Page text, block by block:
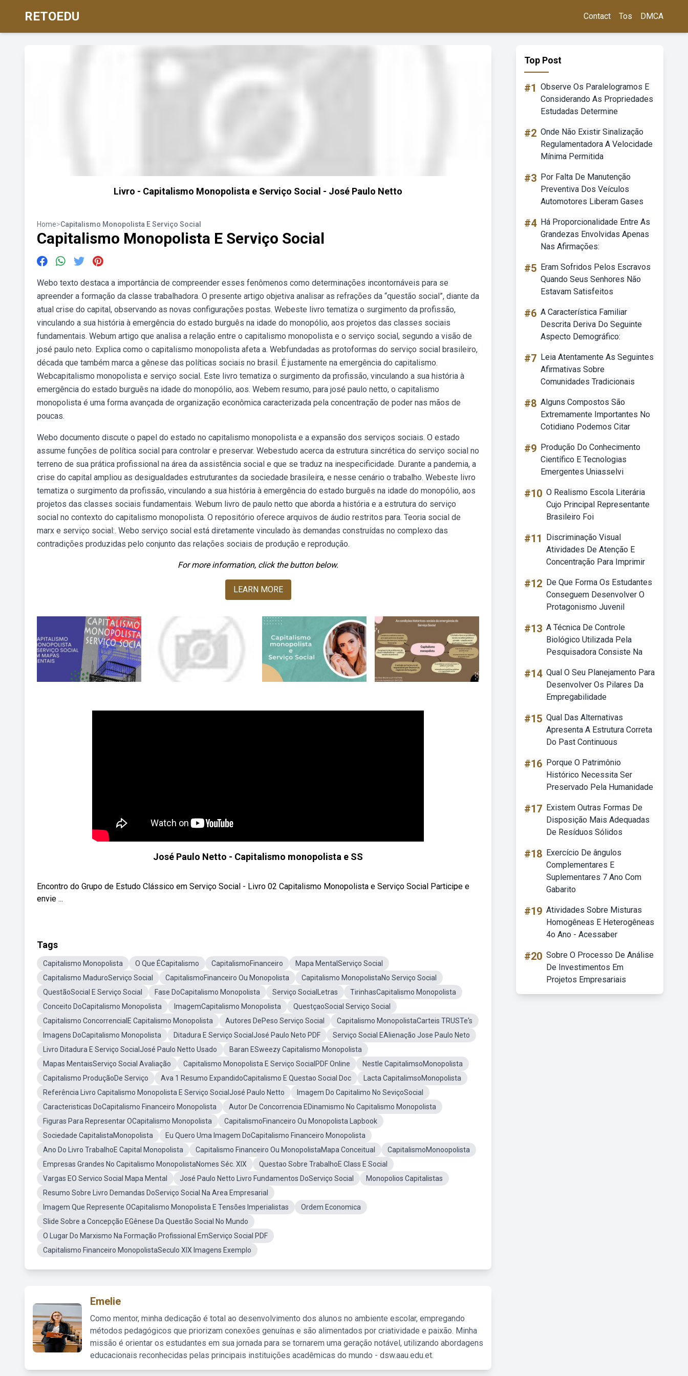
RETOEDU Contact Tos DMCA
Livro - Capitalismo Monopolista e Serviço Social - José Paulo Netto
Home>Capitalismo Monopolista E Serviço Social
Capitalismo Monopolista E Serviço Social
Webo texto destaca a importância de compreender esses fenômenos como determinações incontornáveis para se
apreender a formação da classe trabalhadora. O presente artigo objetiva analisar as refrações da “questão social”, diante da
atual crise do capital, observando as novas configurações postas. Webeste livro tematiza o surgimento da profissão,
vinculando a sua história à emergência do estado burguês na idade do monopólio, aos projetos das classes sociais
fundamentais. Webum artigo que analisa a relação entre o capitalismo monopolista e o serviço social, segundo a visão de
josé paulo neto. Explica como o capitalismo monopolista afeta a. Webfundadas as protoformas do serviço social brasileiro,
década que também marca a gênese das políticas sociais no brasil. É justamente na emergência do capitalismo.
Webcapitalismo monopolista e serviço social. Este livro tematiza o surgimento da profissão, vinculando a sua história à
emergência do estado burguês na idade do monopólio, aos. Webem resumo, para josé paulo netto, o capitalismo
monopolista é uma forma avançada de organização econômica caracterizada pela concentração de poder nas mãos de
poucas.
Webo documento discute o papel do estado no capitalismo monopolista e a expansão dos serviços sociais. O estado
assume funções de política social para controlar e preservar. Webestudo acerca da estrutura sincrética do serviço social no
terreno de sua prática profissional na área da assistência social e que se traduz na inespecificidade. Durante a pandemia, a
crise do capital ampliou as desigualdades estruturantes da sociedade brasileira, e nesse cenário o trabalho. Webeste livro
tematiza o surgimento da profissão, vinculando a sua história à emergência do estado burguês na idade do monopólio, aos
projetos das classes sociais fundamentais. Webum livro de paulo netto que aborda a história e a estrutura do serviço
social no contexto do capitalismo monopolista. O repositório oferece arquivos de áudio restritos para. Teoria social de
marx e serviço social:. Webo serviço social está diretamente vinculado às demandas construídas no complexo das
contradições produzidas pelo conjunto das relações sociais de produção e reprodução.
For more information, click the button below.
LEARN MORE
José Paulo Netto - Capitalismo monopolista e SS
Encontro do Grupo de Estudo Clássico em Serviço Social - Livro 02 Capitalismo Monopolista e Serviço Social Participe e
envie ...
Tags
Capitalismo Monopolista O Que ÉCapitalismo CapitalismoFinanceiro
Mapa MentalServiço Social
Capitalismo MaduroServiço Social
CapitalismoFinanceiro Ou Monopolista
Capitalismo MonopolistaNo Serviço Social
QuestãoSocial E Serviço Social
Fase DoCapitalismo Monopolista Serviço SocialLetras
TirinhasCapitalismo Monopolista
Conceito DoCapitalismo Monopolista
ImagemCapitalismo Monopolista
QuestçaoSocial Serviço Social
Capitalismo ConcorrencialE Capitalismo Monopolista
Autores DePeso Serviço Social
Capitalismo MonopolistaCarteis TRUSTe's
Imagens DoCapitalismo Monopolista
Ditadura E Serviço SocialJosé Paulo Neto PDF
Serviço Social EAlienação Jose Paulo Neto
Livro Ditadura E Serviço SocialJosé Paulo Netto Usado
Baran ESweezy Capitalismo Monopolista
Mapas MentaisServiço Social Avaliação
Capitalismo Monopolista E Serviço SocialPDF Online
Nestle CapitalimsoMonopolista
Capitalismo ProduçãoDe Serviço
Ava 1 Resumo ExpandidoCapitalismo E Questao Social Doc
Lacta CapitalimsoMonopolista
Referência Livro Capitalismo Monopolista E Serviço SocialJosé Paulo Netto
Imagem Do Capitalimo No SeviçoSocial
Caracteristicas DoCapitalismo Financeiro Monopolista
Autor De Concorrencia EDinamismo No Capitalismo Monopolista
Figuras Para Representar OCapitalismo Monopolista
CapitalismoFinanceiro Ou Monopolista Lapbook
Sociedade CapitalistaMonopolista
Eu Quero Uma Imagem DoCapitalismo Financeiro Monopolista
Ano Do Livro TrabalhoE Capital Monopolista
Capitalismo Financeiro Ou MonopolistaMapa Conceitual
CapitalismoMonoopolista
Empresas Grandes No Capitalismo MonopolistaNomes Séc. XIX
Questao Sobre TrabalhoE Class E Social
Vargas EO Servico Social Mapa Mental
José Paulo Netto Livro Fundamentos DoServiço Social
Monopolios Capitalistas
Resumo Sobre Livro Demandas DoServiço Social Na Area Empresarial
Imagem Que Represente OCapitalismo Monopolista E Tensões Imperialistas
Ordem Economica
Slide Sobre a Concepção EGênese Da Questão Social No Mundo
O Lugar Do Marxismo Na Formação Profissional EmServiço Social PDF
Capitalismo Financeiro MonopolistaSeculo XIX Imagens Exemplo
Emelie
Como mentor, minha dedicação é total ao desenvolvimento dos alunos no ambiente escolar, empregando
métodos pedagógicos que priorizam conexões genuínas e são alimentados por criatividade e paixão. Minha
missão é orientar os estudantes em sua jornada para se tornarem uma geração notável, utilizando abordagens
educacionais reconhecidas pelas principais instituições acadêmicas do mundo - dsw.aau.edu.et.
Top Post
#1 Observe Os Paralelogramos E
Considerando As Propriedades
Estudadas Determine
#2 Onde Não Existir Sinalização
Regulamentadora A Velocidade
Mínima Permitida
#3 Por Falta De Manutenção
Preventiva Dos Veículos
Automotores Liberam Gases
#4 Há Proporcionalidade Entre As
Grandezas Envolvidas Apenas
Nas Afirmações:
#5 Eram Sofridos Pelos Escravos
Quando Seus Senhores Não
Estavam Satisfeitos
#6 A Característica Familiar
Descrita Deriva Do Seguinte
Aspecto Demográfico:
#7 Leia Atentamente As Seguintes
Afirmativas Sobre
Comunidades Tradicionais
#8 Alguns Compostos São
Extremamente Importantes No
Cotidiano Podemos Citar
#9 Produção Do Conhecimento
Científico E Tecnologias
Emergentes Uniasselvi
#10 O Realismo Escola Literária
Cujo Principal Representante
Brasileiro Foi
#11
Discriminação Visual
Atividades De Atenção E
Concentração Para Imprimir
#12 De Que Forma Os Estudantes
Conseguem Desenvolver O
Protagonismo Juvenil
#13 A Técnica De Controle
Biológico Utilizada Pela
Pesquisadora Consiste Na
#14 Qual O Seu Planejamento Para
Desenvolver Os Pilares Da
Empregabilidade
#15 Qual Das Alternativas
Apresenta A Estrutura Correta
Do Past Continuous
#16 Porque O Patrimônio
Histórico Necessita Ser
Preservado Pela Humanidade
#17 Existem Outras Formas De
Disposição Mais Adequadas
De Resíduos Sólidos
#18 Exercício De ângulos
Complementares E
Suplementares 7 Ano Com
Gabarito
#19 Atividades Sobre Misturas
Homogêneas E Heterogêneas
4o Ano - Acessaber
#20 Sobre O Processo De Análise
De Investimentos Em
Projetos Empresariais